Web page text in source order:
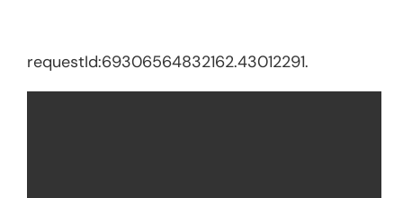
requestId:69306564832162.43012291.